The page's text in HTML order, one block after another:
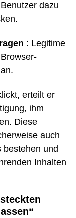
dazu
: Legitime
erteilt er
ihm
Diese
auch
bestehen und
Inhalten